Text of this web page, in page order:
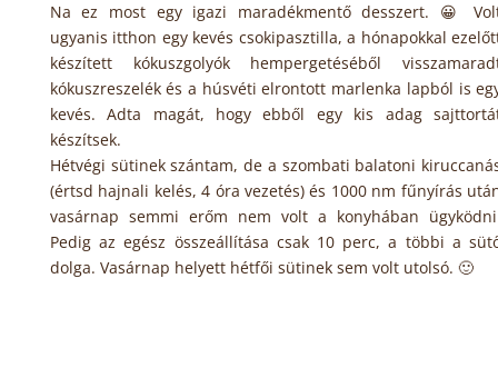
Na ez most egy igazi maradékmentő desszert. 😀
ugyanis itthon egy kevés csokipasztilla, a hónapokkal
készített kókuszgolyók hempergetéséből
kókuszreszelék és a húsvéti elrontott marlenka lapból is
kevés. Adta magát, hogy ebből egy kis adag
készítsek.
Hétvégi sütinek szántam, de a szombati balatoni
(értsd hajnali kelés, 4 óra vezetés) és 1000 nm fűnyírás
vasárnap semmi erőm nem volt a konyhában
Pedig az egész összeállítása csak 10 perc, a többi a
dolga. Vasárnap helyett hétfői sütinek sem volt utolsó. 🙂